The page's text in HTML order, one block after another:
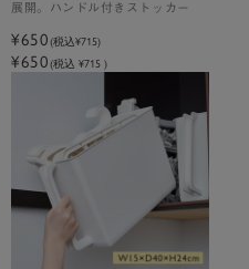
展開。ハンドル付きストッカー
¥650(税込¥715)
¥650(税込 ¥715 )